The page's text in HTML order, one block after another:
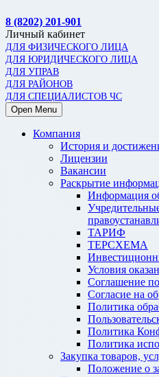
8 (8202) 201-901
Личный кабинет
ДЛЯ ФИЗИЧЕСКОГО ЛИЦА
ДЛЯ ЮРИДИЧЕСКОГО ЛИЦА
ДЛЯ УПРАВ
ДЛЯ РАЙОНОВ
ДЛЯ СПЕЦИАЛИСТОВ ЧС
Open Menu
Компания
История и
Лицензии
Вакансии
Раскрытие
Информация
ТАРИФ
ТЕРСХЕМА
Условия
Соглашение
Согласие на
Политика
Политика
Политика
Закупка товаров,
Положение о